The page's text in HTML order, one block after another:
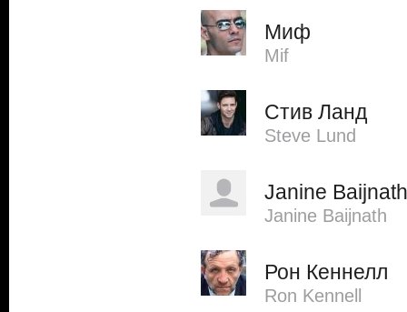
Миф
Mif
Стив Ланд
Steve Lund
Janine Baijnath
Janine Baijnath
Рон Кеннелл
Ron Kennell